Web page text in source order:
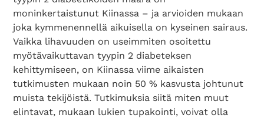
moninkertaistunut Kiinassa – ja arvioiden mukaan
joka kymmenennellä aikuisella on kyseinen sairaus.
Vaikka lihavuuden on useimmiten osoitettu
myötävaikuttavan tyypin 2 diabeteksen
kehittymiseen, on Kiinassa viime aikaisten
tutkimusten mukaan noin 50 % kasvusta johtunut
muista tekijöistä. Tutkimuksia siitä miten muut
elintavat, mukaan lukien tupakointi, voivat olla